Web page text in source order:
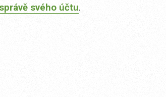
správě svého účtu.